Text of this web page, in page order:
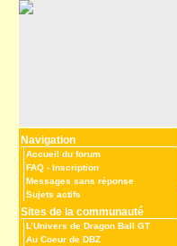
Navigation
Accueil du forum
FAQ - Inscription
Messages sans réponse
Sujets actifs
Sites de la communauté
L’Univers de Dragon Ball GT
Au Coeur de DBZ